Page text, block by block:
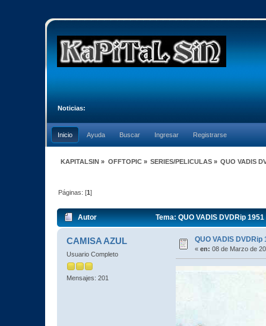
Noticias:
Inicio Ayuda Buscar Ingresar Registrarse
KAPITALSIN » OFFTOPIC» SERIES/PELICULAS» QUO VADIS
Páginas: [1]
Autor Tema: QUO VADIS DVDRip
CAMISA AZUL
Usuario Completo
Mensajes: 201
QUO VADIS DVDRip
« en: 08 de Marzo de